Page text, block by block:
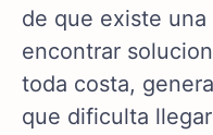
de que existe una
encontrar
toda costa,
que dificulta